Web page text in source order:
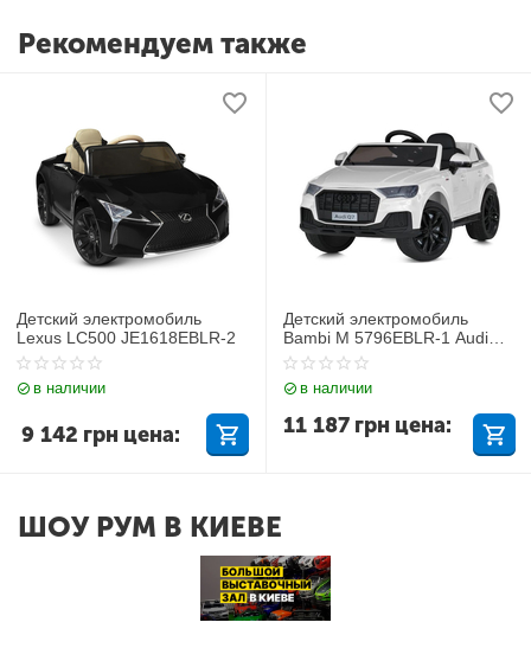
Рекомендуем также
Детский электромобиль
Lexus LC500 JE1618EBLR-2
в наличии
9 142 грн цена:
Детский электромобиль
Bambi M 5796EBLR-1 Audi
Q7
в наличии
11 187 грн цена:
ШОУ РУМ В КИЕВЕ